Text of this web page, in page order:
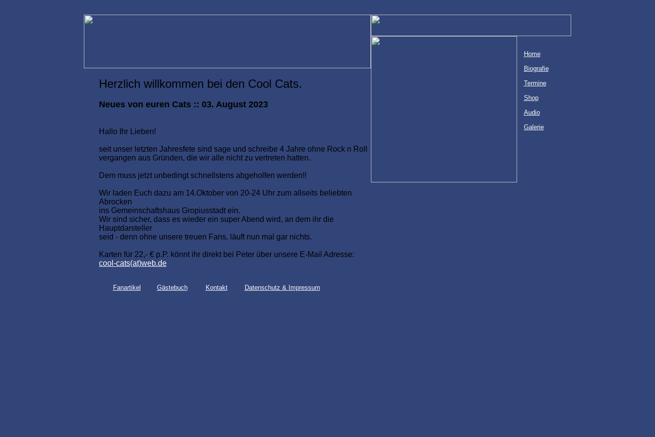
Home
Biografie
Termine
Shop
Audio
Galerie
Herzlich willkommen bei den Cool Cats.
Neues von euren Cats :: 03. August 2023
Hallo Ihr Lieben!
seit unser letzten Jahresfete sind sage und schreibe 4 Jahre ohne Rock n Roll
vergangen aus Gründen, die wir alle nicht zu vertreten hatten.
Dem muss jetzt unbedingt schnellstens abgeholfen werden!!
Wir laden Euch dazu am 14.Oktober von 20-24 Uhr zum allseits beliebten
Abrocken
ins Gemeinschaftshaus Gropiusstadt ein.
Wir sind sicher, dass es wieder ein super Abend wird, an dem ihr die
Hauptdarsteller
seid - denn ohne unsere treuen Fans, läuft nun mal gar nichts.
Karten für 22,- € p.P. könnt ihr direkt bei Peter über unsere E-Mail Adresse:
cool-cats(at)web.de
erwerben.
Fanartikel Gästebuch Kontakt Datenschutz & Impressum